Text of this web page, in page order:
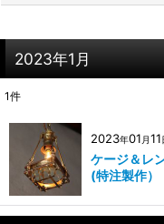
2023年1月
1件
2023年01 月11
ケージ＆レ
(特注製作）